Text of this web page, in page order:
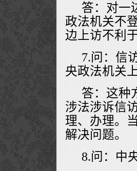
答：对一
政法机关不
边上访不利
7.问：信
央政法机关
答：这种
涉法涉诉信
理、办理。
解决问题。
8.问：中